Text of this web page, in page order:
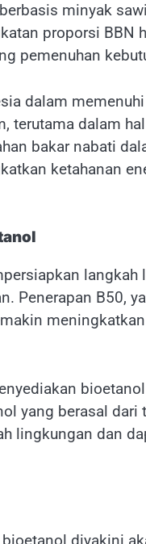
minyak
proporsi BBN
pemenuhan
dalam
dalam
bakar nabati
ketahanan
langkah
Penerapan B50,
yang berasal
lingkungan dan
diyakini